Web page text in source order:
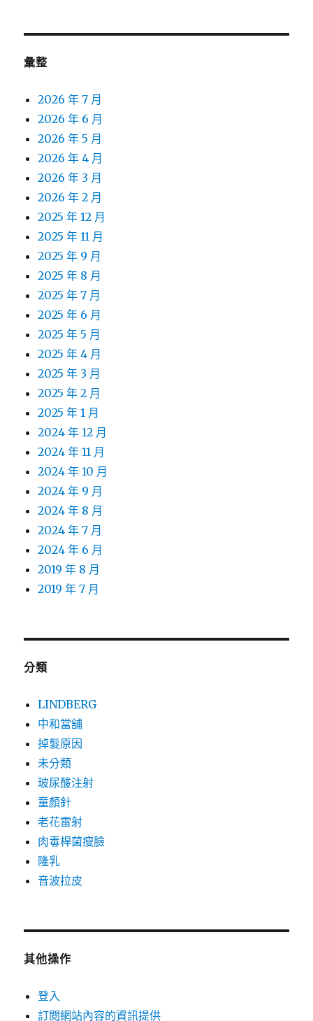
彙整
2026 年 7 月
2026 年 6 月
2026 年 5 月
2026 年 4 月
2026 年 3 月
2026 年 2 月
2025 年 12 月
2025 年 11 月
2025 年 9 月
2025 年 8 月
2025 年 7 月
2025 年 6 月
2025 年 5 月
2025 年 4 月
2025 年 3 月
2025 年 2 月
2025 年 1 月
2024 年 12 月
2024 年 11 月
2024 年 10 月
2024 年 9 月
2024 年 8 月
2024 年 7 月
2024 年 6 月
2019 年 8 月
2019 年 7 月
分類
LINDBERG
中和當舖
掉髮原因
未分類
玻尿酸注射
童顏針
老花雷射
肉毒桿菌瘦臉
隆乳
音波拉皮
其他操作
登入
訂閱網站內容的資訊提供